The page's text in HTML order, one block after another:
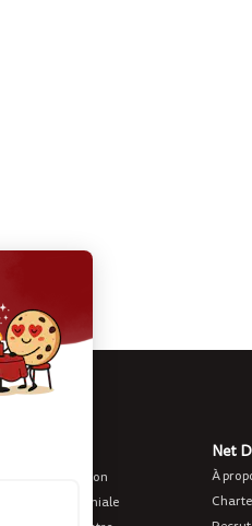
Coaching séduction
Agence matrimoniale
Net
À